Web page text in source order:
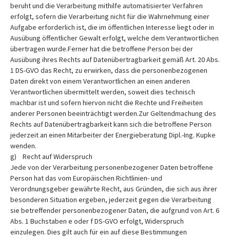
beruht und die Verarbeitung mithilfe automatisierter Verfahren
erfolgt, sofern die Verarbeitung nicht für die Wahrnehmung einer
Aufgabe erforderlich ist, die im öffentlichen Interesse liegt oder in
Ausübung öffentlicher Gewalt erfolgt, welche dem Verantwortlichen
übertragen wurde.Ferner hat die betroffene Person bei der
Ausübung ihres Rechts auf Datenübertragbarkeit gemäß Art. 20 Abs.
1 DS-GVO das Recht, zu erwirken, dass die personenbezogenen
Daten direkt von einem Verantwortlichen an einen anderen
Verantwortlichen übermittelt werden, soweit dies technisch
machbar ist und sofern hiervon nicht die Rechte und Freiheiten
anderer Personen beeinträchtigt werden.Zur Geltendmachung des
Rechts auf Datenübertragbarkeit kann sich die betroffene Person
jederzeit an einen Mitarbeiter der Energieberatung Dipl.-Ing. Kupke
wenden.
g) Recht auf Widerspruch
Jede von der Verarbeitung personenbezogener Daten betroffene
Person hat das vom Europäischen Richtlinien- und
Verordnungsgeber gewährte Recht, aus Gründen, die sich aus ihrer
besonderen Situation ergeben, jederzeit gegen die Verarbeitung
sie betreffender personenbezogener Daten, die aufgrund von Art. 6
Abs. 1 Buchstaben e oder f DS-GVO erfolgt, Widerspruch
einzulegen. Dies gilt auch für ein auf diese Bestimmungen